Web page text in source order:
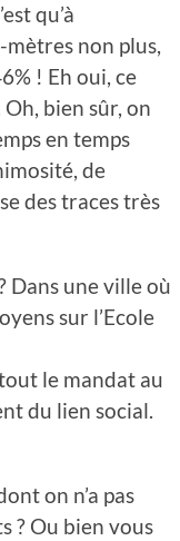
qu’à
mètres non plus,
! Eh oui, ce
bien sûr, on
en temps
de
des traces très
une ville où
sur l’Ecole
le mandat au
du lien social.
on n’a pas
? Ou bien vous